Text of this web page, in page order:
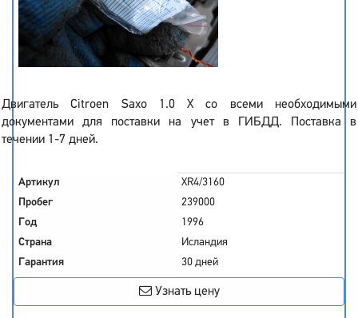
Двигатель Citroen Saxo 1.0 X со всеми необходимыми
документами для поставки на учет в ГИБДД. Поставка в
течении 1-7 дней.
Артикул
XR4/3160
Пробег
239000
Год
1996
Страна
Исландия
Гарантия
30 дней
Узнать цену